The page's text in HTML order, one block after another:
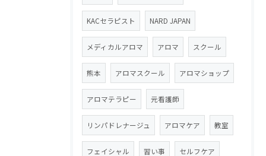
KACセラピスト NARD JAPAN
メディカルアロマ アロマ スクール
熊本 アロマスクール アロマショップ
アロマテラピー 元看護師
リンパドレナージュ アロマケア 教室
フェイシャル 習い事 セルフケア